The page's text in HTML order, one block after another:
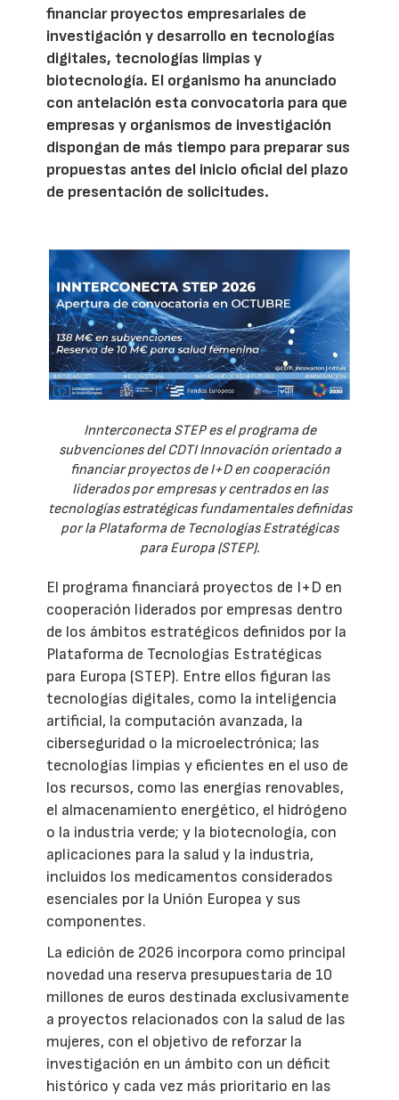
financiar proyectos empresariales de
investigación y desarrollo en tecnologías
digitales, tecnologías limpias y
biotecnología. El organismo ha anunciado
con antelación esta convocatoria para que
empresas y organismos de investigación
dispongan de más tiempo para preparar sus
propuestas antes del inicio oficial del plazo
de presentación de solicitudes.
Innterconecta STEP es el programa de
subvenciones del CDTI Innovación orientado a
financiar proyectos de I+D en cooperación
liderados por empresas y centrados en las
tecnologías estratégicas fundamentales definidas
por la Plataforma de Tecnologías Estratégicas
para Europa (STEP).
El programa financiará proyectos de I+D en
cooperación liderados por empresas dentro
de los ámbitos estratégicos definidos por la
Plataforma de Tecnologías Estratégicas
para Europa (STEP). Entre ellos figuran las
tecnologías digitales, como la inteligencia
artificial, la computación avanzada, la
ciberseguridad o la microelectrónica; las
tecnologías limpias y eficientes en el uso de
los recursos, como las energías renovables,
el almacenamiento energético, el hidrógeno
o la industria verde; y la biotecnología, con
aplicaciones para la salud y la industria,
incluidos los medicamentos considerados
esenciales por la Unión Europea y sus
componentes.
La edición de 2026 incorpora como principal
novedad una reserva presupuestaria de 10
millones de euros destinada exclusivamente
a proyectos relacionados con la salud de las
mujeres, con el objetivo de reforzar la
investigación en un ámbito con un déficit
histórico y cada vez más prioritario en las